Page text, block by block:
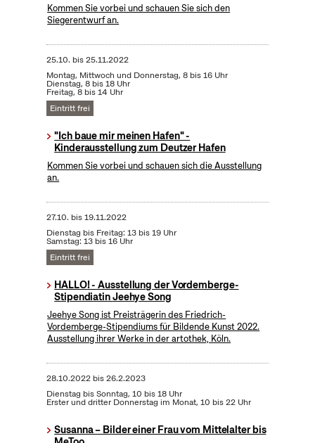
Kommen Sie vorbei und schauen Sie sich den
Siegerentwurf an.
25.10. bis25.11.2022
Montag, Mittwoch und Donnerstag, 8 bis 16 Uhr
Dienstag, 8 bis 18 Uhr
Freitag, 8 bis 14 Uhr
Eintritt frei
"Ich baue mir meinen Hafen" -
Kinderausstellung zum Deutzer Hafen
Kommen Sie vorbei und schauen sich die Ausstellung
an.
27.10. bis19.11.2022
Dienstag bis Freitag: 13 bis 19 Uhr
Samstag: 13 bis 16 Uhr
Eintritt frei
HALLO! - Ausstellung der Vordemberge-
Stipendiatin Jeehye Song
Jeehye Song ist Preisträgerin des Friedrich-
Vordemberge-Stipendiums für Bildende Kunst 2022.
Ausstellung ihrer Werke in der artothek, Köln.
28.10.2022bis26.2.2023
Dienstag bis Sonntag, 10 bis 18 Uhr
Erster und dritter Donnerstag im Monat, 10 bis 22 Uhr
Susanna – Bilder einer Frau vom Mittelalter bis